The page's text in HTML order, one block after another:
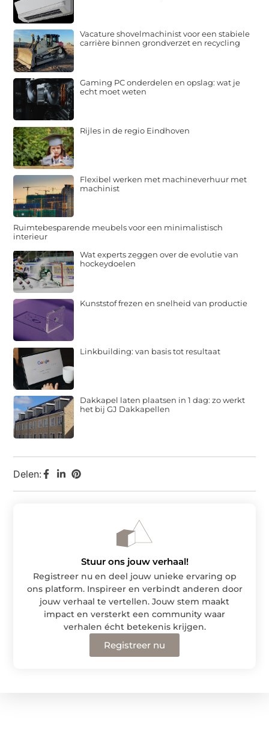
Delen:
Vacature shovelmachinist voor een stabiele
carrière binnen grondverzet en recycling
Gaming PC onderdelen en opslag: wat je
echt moet weten
Rijles in de regio Eindhoven
Flexibel werken met machineverhuur met
machinist
Ruimtebesparende meubels voor een minimalistisch
interieur
Wat experts zeggen over de evolutie van
hockeydoelen
Kunststof frezen en snelheid van productie
Linkbuilding: van basis tot resultaat
Dakkapel laten plaatsen in 1 dag: zo werkt
het bij GJ Dakkapellen
Stuur ons jouw verhaal!
Registreer nu en deel jouw unieke ervaring op
ons platform. Inspireer en verbindt anderen door
jouw verhaal te vertellen. Jouw stem maakt
impact en versterkt een community waar
verhalen écht betekenis krijgen.
Registreer nu